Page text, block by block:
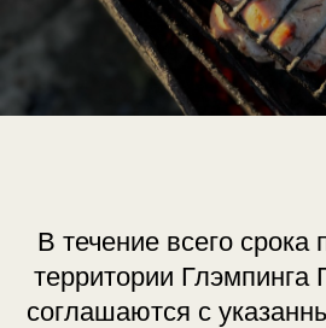
В течение всего
территории Глэмпинга
соглашаются с